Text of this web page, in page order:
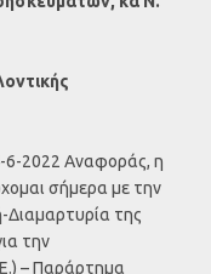
6-2022 Αναφοράς, η
σήμερα με την
της
την
– Παράρτημα